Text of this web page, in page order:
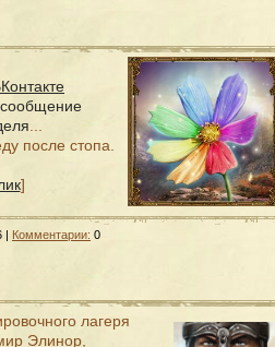
после стопа.
]
| Комментарии: 0
лагеря
Элинор,